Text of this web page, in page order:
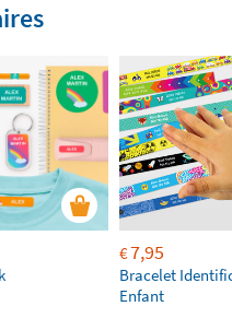
€7,95
Bracelet
Enfant